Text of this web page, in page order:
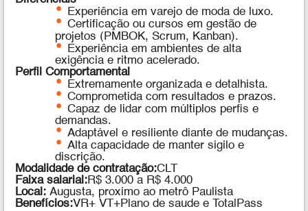
Experiência em varejo de moda de luxo.
Certificação ou cursos em gestão de
projetos (PMBOK, Scrum, Kanban).
Experiência em ambientes de alta
exigência e ritmo acelerado.
Perfil Comportamental
Extremamente organizada e detalhista.
Comprometida com resultados e prazos.
Capaz de lidar com múltiplos perfis e
demandas.
Adaptável e resiliente diante de mudanças.
Alta capacidade de manter sigilo e
discrição.
Modalidade de contratação:CLT
Faixa salarial:R$ 3.000 a R$ 4.000
Local:Augusta, proximo ao metrô Paulista
Benefícios:VR+ VT+Plano de saude e TotalPass